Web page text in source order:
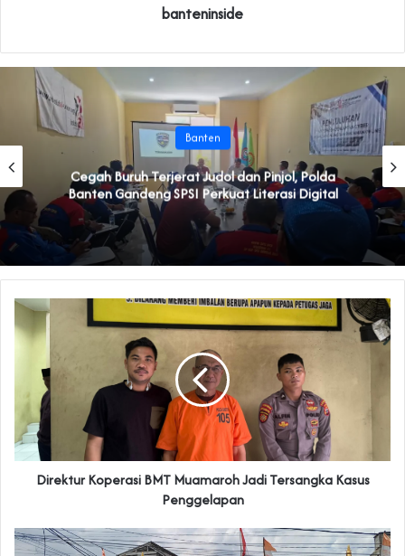
banteninside
Banten
Cegah Buruh Terjerat Judol dan Pinjol, Polda
Banten Gandeng SPSI Perkuat Literasi Digital
Direktur Koperasi BMT Muamaroh Jadi Tersangka Kasus
Penggelapan